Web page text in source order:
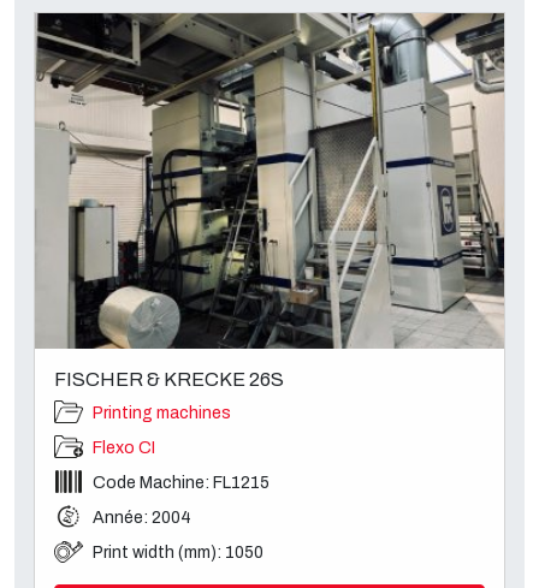
FISCHER & KRECKE 26S
Printing machines
Flexo CI
Code Machine: FL1215
Année: 2004
Print width (mm): 1050